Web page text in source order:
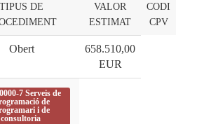
TIPUS DE
VALOR
ESTIMAT
CODI
CPV
Obert
658.510,00
EUR
7 Serveis de
de
i de
consultoria